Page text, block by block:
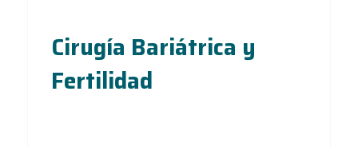
Cirugía Bariátrica y
Fertilidad